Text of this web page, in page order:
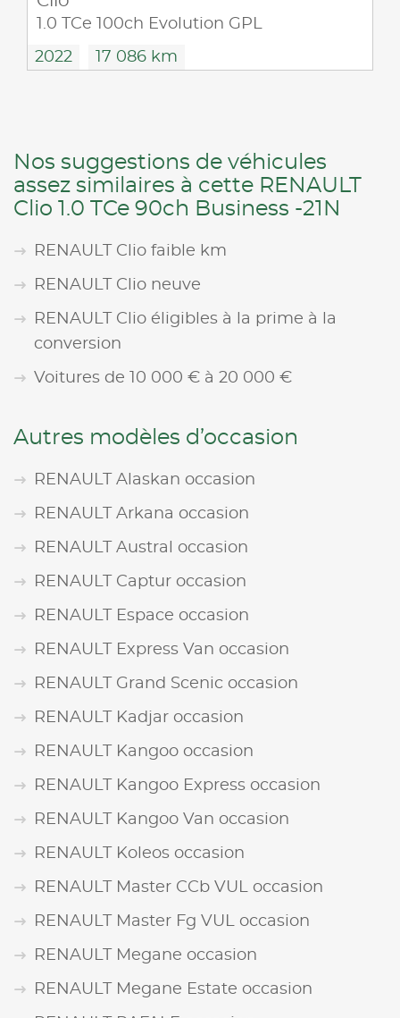
1.0 TCe 100ch Evolution GPL
2022 17 086 km
Nos suggestions de véhicules
assez similaires à cette RENAULT
Clio 1.0 TCe 90ch Business -21N
RENAULT Clio faible km
RENAULT Clio neuve
RENAULT Clio éligibles à la prime à la
conversion
Voitures de 10 000 € à 20 000 €
Autres modèles d’occasion
RENAULT Alaskan occasion
RENAULT Arkana occasion
RENAULT Austral occasion
RENAULT Captur occasion
RENAULT Espace occasion
RENAULT Express Van occasion
RENAULT Grand Scenic occasion
RENAULT Kadjar occasion
RENAULT Kangoo occasion
RENAULT Kangoo Express occasion
RENAULT Kangoo Van occasion
RENAULT Koleos occasion
RENAULT Master CCb VUL occasion
RENAULT Master Fg VUL occasion
RENAULT Megane occasion
RENAULT Megane Estate occasion